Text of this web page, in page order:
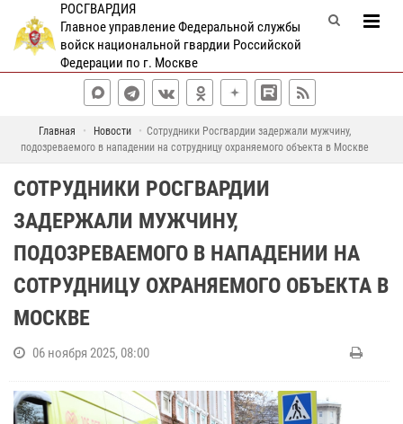
РОСГВАРДИЯ
Главное управление Федеральной службы
войск национальной гвардии Российской
Федерации по г. Москве
Главная Новости
Сотрудники Росгвардии задержали мужчину,
подозреваемого в нападении на сотрудницу охраняемого объекта в Москве
СОТРУДНИКИ РОСГВАРДИИ
ЗАДЕРЖАЛИ МУЖЧИНУ,
ПОДОЗРЕВАЕМОГО В НАПАДЕНИИ НА
СОТРУДНИЦУ ОХРАНЯЕМОГО ОБЪЕКТА В
МОСКВЕ
06 ноября 2025, 08:00